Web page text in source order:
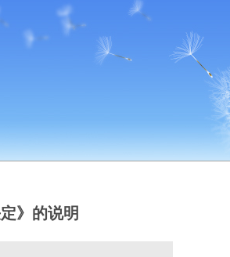
》的说明